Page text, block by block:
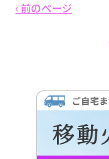
‹ 前のページ